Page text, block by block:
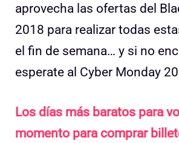
aprovecha las ofertas del
2018 para realizar todas
el fin de semana… y si no
esperate al Cyber Monday
Los días más baratos para
momento para comprar